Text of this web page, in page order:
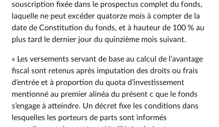
souscription fixée dans le prospectus complet du fonds,
laquelle ne peut excéder quatorze mois à compter de la
date de Constitution du fonds, et à hauteur de 100 % au
plus tard le dernier jour du quinzième mois suivant.
« Les versements servant de base au calcul de l’avantage
fiscal sont retenus après imputation des droits ou frais
d’entrée et à proportion du quota d’investissement
mentionné au premier alinéa du présent c que le fonds
s’engage à atteindre. Un décret fixe les conditions dans
lesquelles les porteurs de parts sont informés